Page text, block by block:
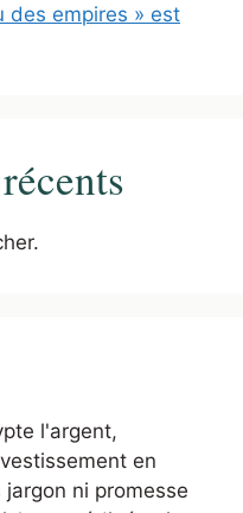
des empires » est
l'argent,
en
ni promesse